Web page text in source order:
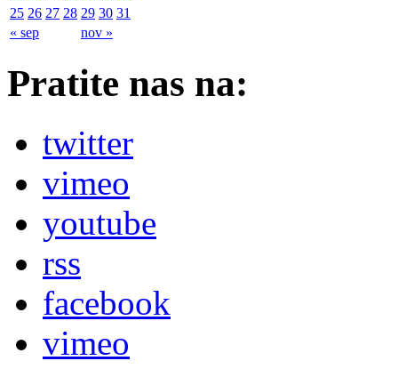
« sep nov »
25 26 27 28 29 30 31
Pratite nas na:
twitter
vimeo
youtube
rss
facebook
vimeo